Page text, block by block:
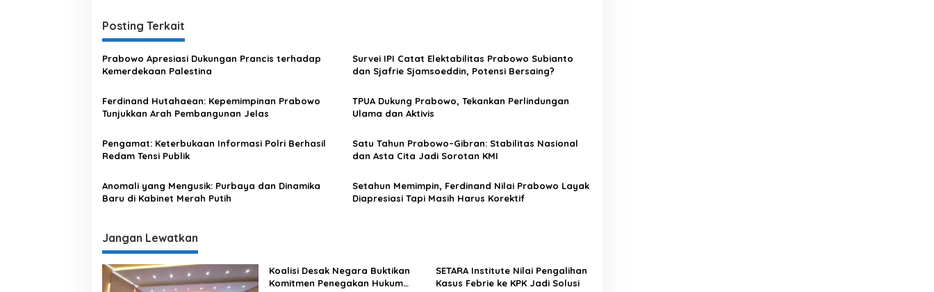
i
g
a
s
i
p
s
Posting Terkait
Prabowo Apresiasi Dukungan Prancis terhadap
Kemerdekaan Palestina
Survei IPI Catat Elektabilitas Prabowo Subianto
dan Sjafrie Sjamsoeddin, Potensi Bersaing?
Ferdinand Hutahaean: Kepemimpinan Prabowo
Tunjukkan Arah Pembangunan Jelas
TPUA Dukung Prabowo, Tekankan Perlindungan
Ulama dan Aktivis
Pengamat: Keterbukaan Informasi Polri Berhasil
Redam Tensi Publik
Satu Tahun Prabowo–Gibran: Stabilitas Nasional
dan Asta Cita Jadi Sorotan KMI
Anomali yang Mengusik: Purbaya dan Dinamika
Baru di Kabinet Merah Putih
Setahun Memimpin, Ferdinand Nilai Prabowo Layak
Diapresiasi Tapi Masih Harus Korektif
Jangan Lewatkan
Koalisi Desak Negara Buktikan
Komitmen Penegakan Hukum
SETARA Institute Nilai Pengalihan
Kasus Febrie ke KPK Jadi Solusi